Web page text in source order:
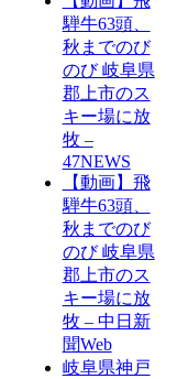
騨牛63頭、
秋までのび
のび 岐阜県
郡上市のス
キー場に放
牧 –
47NEWS
【動画】飛
騨牛63頭、
秋までのび
のび 岐阜県
郡上市のス
キー場に放
牧 – 中日新
聞Web
岐阜県神戸